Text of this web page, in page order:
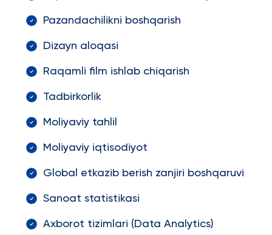
Pazandachilikni boshqarish
Dizayn aloqasi
Raqamli film ishlab chiqarish
Tadbirkorlik
Moliyaviy tahlil
Moliyaviy iqtisodiyot
Global etkazib berish zanjiri boshqaruvi
Sanoat statistikasi
Axborot tizimlari (Data Analytics)